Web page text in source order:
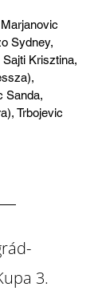
Sydney,
Krisztina,
Sanda,
Trbojevic
3.